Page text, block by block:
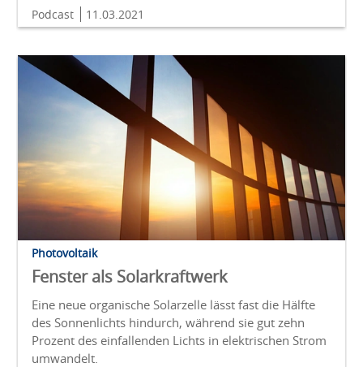
Podcast 11.03.2021
Photovoltaik
Fenster als Solarkraftwerk
Eine neue organische Solarzelle lässt fast die Hälfte
des Sonnenlichts hindurch, während sie gut zehn
Prozent des einfallenden Lichts in elektrischen Strom
umwandelt.